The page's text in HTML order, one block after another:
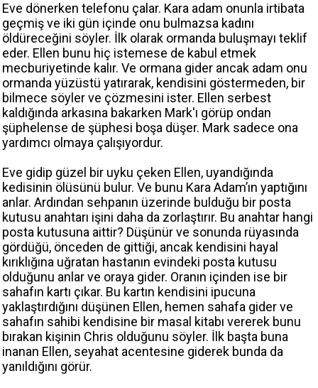
Eve dönerken telefonu çalar. Kara adam onunla irtibata
geçmiş ve iki gün içinde onu bulmazsa kadını
öldüreceğini söyler. İlk olarak ormanda buluşmayı teklif
eder. Ellen bunu hiç istemese de kabul etmek
mecburiyetinde kalır. Ve ormana gider ancak adam onu
ormanda yüzüstü yatırarak, kendisini göstermeden, bir
bilmece söyler ve çözmesini ister. Ellen serbest
kaldığında arkasına bakarken Mark'ı görüp ondan
şüphelense de şüphesi boşa düşer. Mark sadece ona
yardımcı olmaya çalışıyordur.
Eve gidip güzel bir uyku çeken Ellen, uyandığında
kedisinin ölüsünü bulur. Ve bunu Kara Adam’ın yaptığını
anlar. Ardından sehpanın üzerinde bulduğu bir posta
kutusu anahtarı işini daha da zorlaştırır. Bu anahtar hangi
posta kutusuna aittir? Düşünür ve sonunda rüyasında
gördüğü, önceden de gittiği, ancak kendisini hayal
kırıklığına uğratan hastanın evindeki posta kutusu
olduğunu anlar ve oraya gider. Oranın içinden ise bir
sahafın kartı çıkar. Bu kartın kendisini ipucuna
yaklaştırdığını düşünen Ellen, hemen sahafa gider ve
sahafın sahibi kendisine bir masal kitabı vererek bunu
bırakan kişinin Chris olduğunu söyler. İlk başta buna
inanan Ellen, seyahat acentesine giderek bunda da
yanıldığını görür.